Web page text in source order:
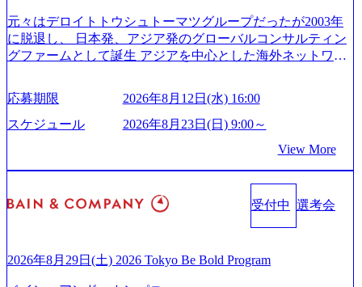
165942_70f09968-1b27-43e6-b849-1cd107c4f488_1200x698.web
p ## 働き方／WLB／待遇 内装8億円超のかっこいいオフィ
スがあり、 働き甲斐のあるランキング、新卒注目ランキン
ため事業創造の自由度が高く、赤字事業でも投資して長期
的な成長を若手に任せられる環境 対面でのコミュニケーシ
ョンメリットを重視するため出社勤務。1日の労働時間平均
ア組織） 2026年8月22日(土) 10:00～最長16:00 2026年8月10
日(月) 16:00 ※応募者が定員を上回る場合は、厳正なる審査
の上参加者を決定させていただきます。ご了承ください。
● 当日の流れ 受付 → 会社説明会 → 面接(会社説明会終了
後、随時ご案内) ※全てリモートにて実施します。 ※参加
通常の選考フローと異なり、事前に適性検査をご受検いた
rs/corporate/document/women-brochure.pdf#zoom=50) 社員発信
のキャリアブログ (https://www.accenture.com/jp-ja/blogs/japan-
careers-blog) 江川社長が語る「105点経営」 (https://business.ni
kkei.com/atcl/gen/19/00604/021600008/) 規模拡大で成功する理
6218) 大手広告代理店出身者などマーケティングのトップ人
材が集結するワケ (https://markezine.jp/article/detail/45446) エン
ジニアからコンサルタントへ。会社に入って、何が変わっ
た？ (https://www.businessinsider.jp/post-288838) プラダ：ラグ
nture.com/jp-ja/case-studies/song/prada-luxury-product-customizati
on) 大正製薬：ITカーブアウト支援 (https://www.accenture.co
m/jp-ja/case-studies/consulting/taisho-pharmaceutical)（ストラテ
ジー & コンサルティング） ソフトバンク：初のオンライン
s://www.accenture.com/jp-ja/case-studies/communications-media/so
元々はデロイトトウシュトーマツグループだったが2003年
に脱退し、 日本発、アジア発のグローバルコンサルティン
グファームとして誕生 アジアを中心とした海外ネットワー
供している日系最大級の総合コンサルティングファーム
『Build Beyond As One ®.』をブランドメッセージに掲げ、
企業や組織の変革を通じて社会や産業の課題を解決し、未
確実な実現と社会的価値及び経済的価値の追求にも貢献 NE
Cとの戦略的資本提携も実現して、現在はNECのグループ会
シングなどの専門知識と、豊富な経験を持つ約6,000名を超
えるプロフェッショナルを有する 金融、製造、流通、エネ
トとしている SAP領域においては日本市場No.1を誇り、全
応募期限
2026年8月12日(水) 16:00
スケジュール
2026年8月23日(日) 9:00～
View More
受付中 選考会
2026年8月29日(土) 2026 Tokyo Be Bold Program